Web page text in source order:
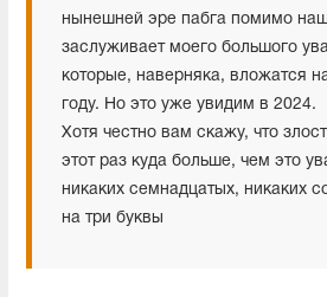
нынешней эре пабга помимо
заслуживает моего большого
которые, наверняка, вложатся
году. Но это уже увидим в 2024.
Хотя честно вам скажу, что
этот раз куда больше, чем это
никаких семнадцатых, никаких
на три буквы